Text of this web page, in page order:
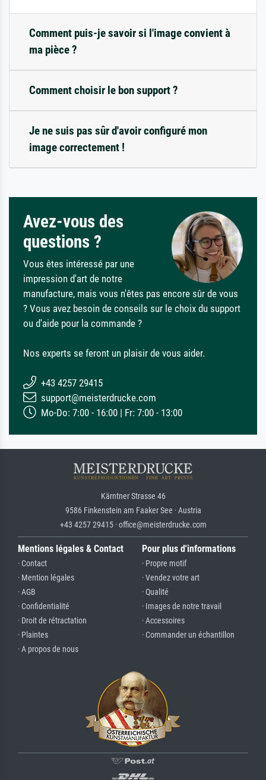
Comment puis-je savoir si l'image convient à
ma pièce ?
Comment choisir le bon support ?
Je ne suis pas sûr d'avoir configuré mon
image correctement !
Avez-vous des
questions ?
Vous êtes intéressé par une
impression d'art de notre
manufacture, mais vous n'êtes pas encore sûr de vous
? Vous avez besoin de conseils sur le choix du support
ou d'aide pour la commande ?
Nos experts se feront un plaisir de vous aider.
+43 4257 29415
support@meisterdrucke.com
Mo-Do: 7:00 - 16:00 | Fr: 7:00 - 13:00
Kärntner Strasse 46
9586 Finkenstein am Faaker See · Austria
+43 4257 29415 · office@meisterdrucke.com
Mentions légales & Contact
· Contact
· Mention légales
· AGB
· Confidentialité
· Droit de rétractation
· Plaintes
· A propos de nous
Pour plus d'informations
· Propre motif
· Vendez votre art
· Qualité
· Images de notre travail
· Accessoires
· Commander un échantillon